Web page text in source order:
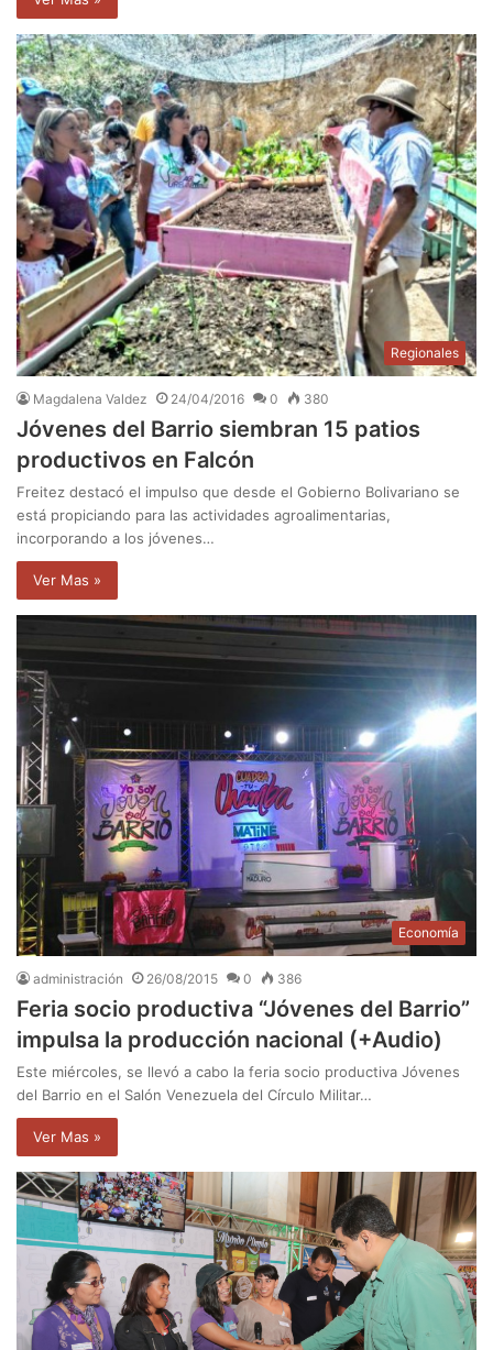
Regionales
Magdalena Valdez 24/04/2016 0 380
Jóvenes del Barrio siembran 15 patios
productivos en Falcón
Freitez destacó el impulso que desde el Gobierno Bolivariano se
está propiciando para las actividades agroalimentarias,
incorporando a los jóvenes…
Ver Mas »
Economía
administración 26/08/2015 0 386
Feria socio productiva “Jóvenes del Barrio”
impulsa la producción nacional (+Audio)
Este miércoles, se llevó a cabo la feria socio productiva Jóvenes
del Barrio en el Salón Venezuela del Círculo Militar…
Ver Mas »